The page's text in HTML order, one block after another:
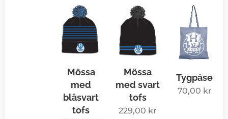
Mössa
med
blåsvart
tofs
Mössa
med svart
tofs
229,00 kr
Tygpåse
70,00 kr